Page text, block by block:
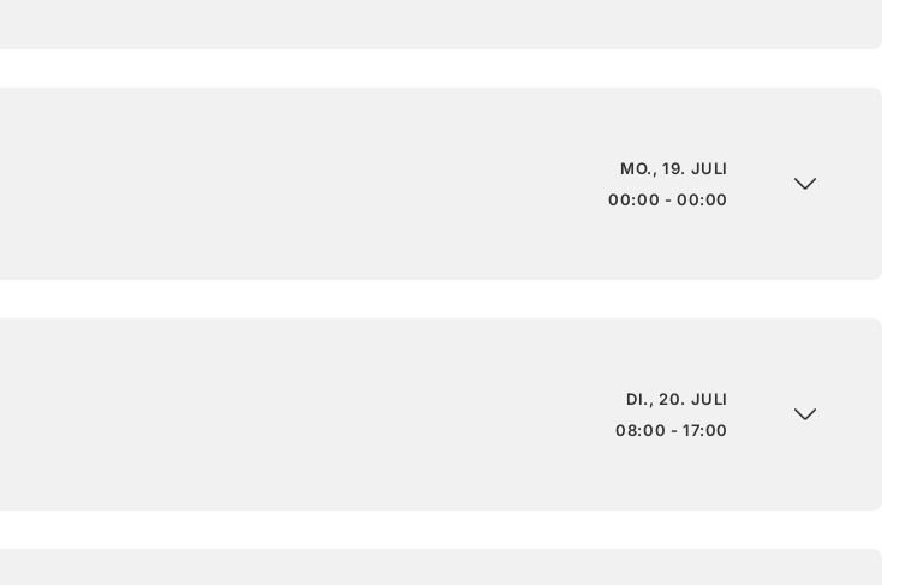
MO., 19. JULI
00:00 - 00:00
DI., 20. JULI
08:00 - 17:00